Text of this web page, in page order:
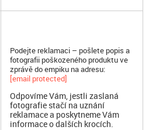
Podejte reklamaci – pošlete popis a
fotografii poškozeného produktu ve
zprávě do empiku na adresu:
[email protected]
Odpovíme Vám, jestli zaslaná
fotografie stačí na uznání
reklamace a poskytneme Vám
informace o dalších krocích.